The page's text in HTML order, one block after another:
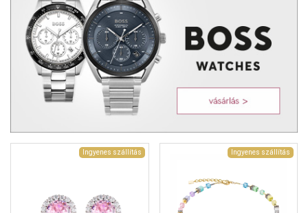
Ingyenes szállítás Ingyenes szállítás